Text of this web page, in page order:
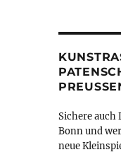
Sichere auch
Bonn und
neue